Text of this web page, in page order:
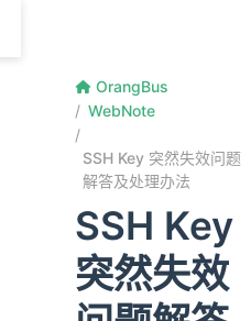
OrangBus
WebNote
SSH Key 突然失效问题
解答及处理办法
SSH Key
突然失效